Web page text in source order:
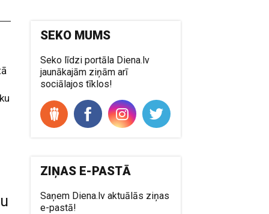
SEKO MUMS
Seko līdzi portāla Diena.lv
jaunākajām ziņām arī
sociālajos tīklos!
ZIŅAS E-PASTĀ
Saņem Diena.lv aktuālās ziņas
e-pastā!